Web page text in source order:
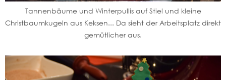
Tannenbäume und Winterpullis auf Stiel und kleine
Christbaumkugeln aus Keksen... Da sieht der Arbeitsplatz direkt
gemütlicher aus.